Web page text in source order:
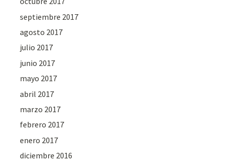
septiembre 2017
agosto 2017
julio 2017
junio 2017
mayo 2017
abril 2017
marzo 2017
febrero 2017
enero 2017
diciembre 2016